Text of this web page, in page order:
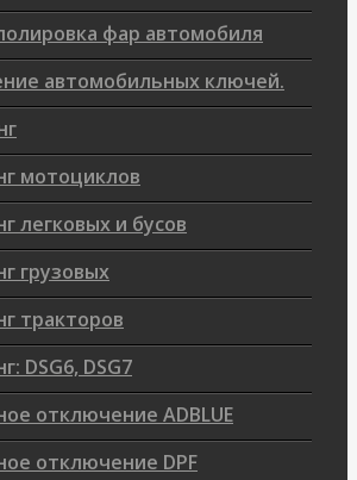
фар автомобиля
автомобильных ключей.
мотоциклов
легковых и бусов
грузовых
тракторов
DSG6, DSG7
отключение ADBLUE
отключение DPF